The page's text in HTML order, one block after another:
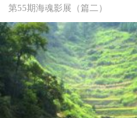
第55期海魂影展（篇二）